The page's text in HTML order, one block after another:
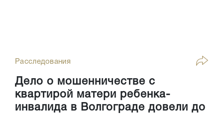
Расследования
Дело о мошенничестве с
квартирой матери ребенка-
инвалида в Волгограде довели до